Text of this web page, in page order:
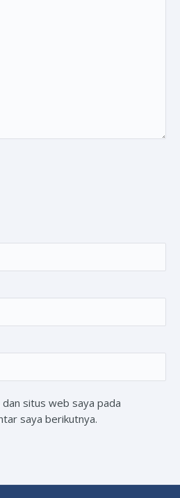
dan situs web saya pada
saya berikutnya.